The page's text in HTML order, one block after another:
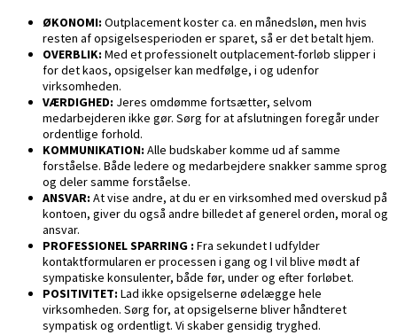
ØKONOMI: Outplacement koster ca. en månedsløn, men hvis
resten af opsigelsesperioden er sparet, så er det betalt hjem.
OVERBLIK: Med et professionelt outplacement-forløb slipper i
for det kaos, opsigelser kan medfølge, i og udenfor
virksomheden.
VÆRDIGHED: Jeres omdømme fortsætter, selvom
medarbejderen ikke gør. Sørg for at afslutningen foregår under
ordentlige forhold.
KOMMUNIKATION: Alle budskaber komme ud af samme
forståelse. Både ledere og medarbejdere snakker samme sprog
og deler samme forståelse.
ANSVAR: At vise andre, at du er en virksomhed med overskud på
kontoen, giver du også andre billedet af generel orden, moral og
ansvar.
PROFESSIONEL SPARRING : Fra sekundet I udfylder
kontaktformularen er processen i gang og I vil blive mødt af
sympatiske konsulenter, både før, under og efter forløbet.
POSITIVITET: Lad ikke opsigelserne ødelægge hele
virksomheden. Sørg for, at opsigelserne bliver håndteret
sympatisk og ordentligt. Vi skaber gensidig tryghed.